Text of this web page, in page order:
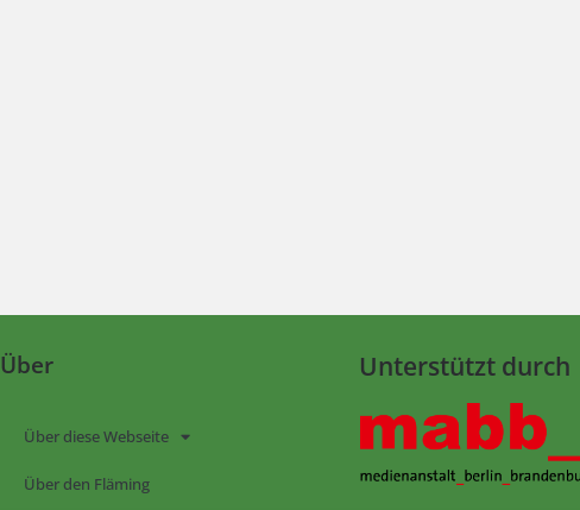
Über
Über diese Webseite
Über den Fläming
Unterstützt durch